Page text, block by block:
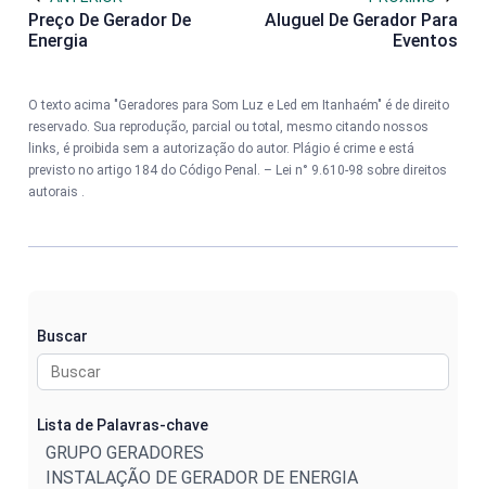
Preço De Gerador De
Energia
Aluguel De Gerador Para
Eventos
O texto acima "Geradores para Som Luz e Led em Itanhaém" é de direito
reservado. Sua reprodução, parcial ou total, mesmo citando nossos
links, é proibida sem a autorização do autor. Plágio é crime e está
previsto no artigo 184 do Código Penal. – Lei n° 9.610-98 sobre direitos
autorais .
Buscar
Lista de Palavras-chave
GRUPO GERADORES
INSTALAÇÃO DE GERADOR DE ENERGIA